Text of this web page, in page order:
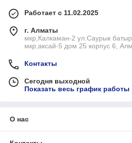
Работает с 11.02.2025
г. Алматы
мкр,Калкаман-2 ул.Саурык
мкр,аксай-5 дом 25 корпус 6,
Контакты
Сегодня выходной
Показать весь график работы
О нас